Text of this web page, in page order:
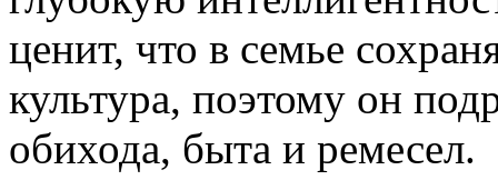
ценит, что в семье
культура, поэтому он
обихода, быта и ремесел.